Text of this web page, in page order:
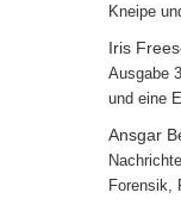
Kneipe
Iris
Ausgabe
und eine
Ansgar
Forensik,